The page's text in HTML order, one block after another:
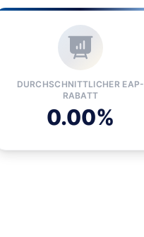
DURCHSCHNITTLICHER EAP-
RABATT
0.00%